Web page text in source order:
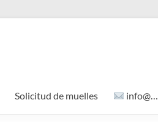
Solicitud de muelles info@…